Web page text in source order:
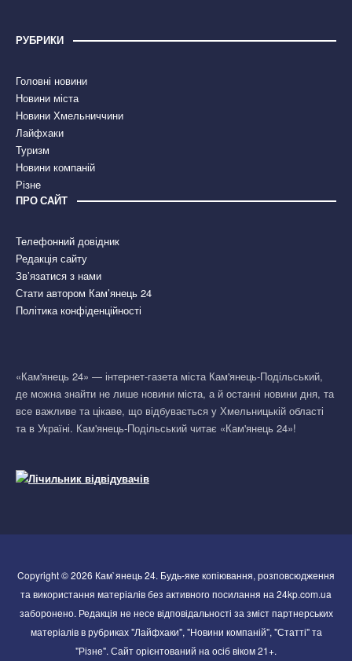
РУБРИКИ
Головні новини
Новини міста
Новини Хмельниччини
Лайфхаки
Туризм
Новини компаній
Різне
ПРО САЙТ
Телефонний довідник
Редакція сайту
Зв’язатися з нами
Стати автором Кам’янець 24
Політика конфіденційності
«Кам'янець 24» — інтернет-газета міста Кам'янець-Подільський,
де можна знайти не лише новини міста, а й останні новини дня, та
все важливе та цікаве, що відбувається у Хмельницькій області
та в Україні. Кам'янець-Подільський читає «Кам'янець 24»!
Copyright © 2026 Кам`янець 24. Будь-яке копіювання, розповсюдження
та використання матеріалів без активного посилання на 24kp.com.ua
заборонено. Редакція не несе відповідальності за зміст партнерських
матеріалів в рубриках "Лайфхаки", "Новини компаній", "Статті" та
"Різне". Сайт орієнтований на осіб віком 21+.